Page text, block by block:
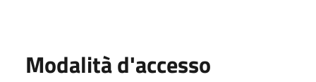
Modalità d'accesso